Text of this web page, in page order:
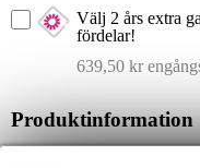
Välj 2 års extra
fördelar!
639,50 kr
Produktinformation